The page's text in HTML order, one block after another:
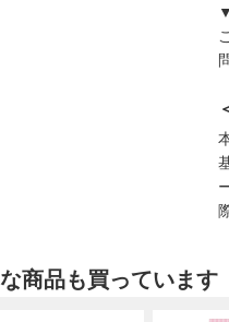
商品も買っています